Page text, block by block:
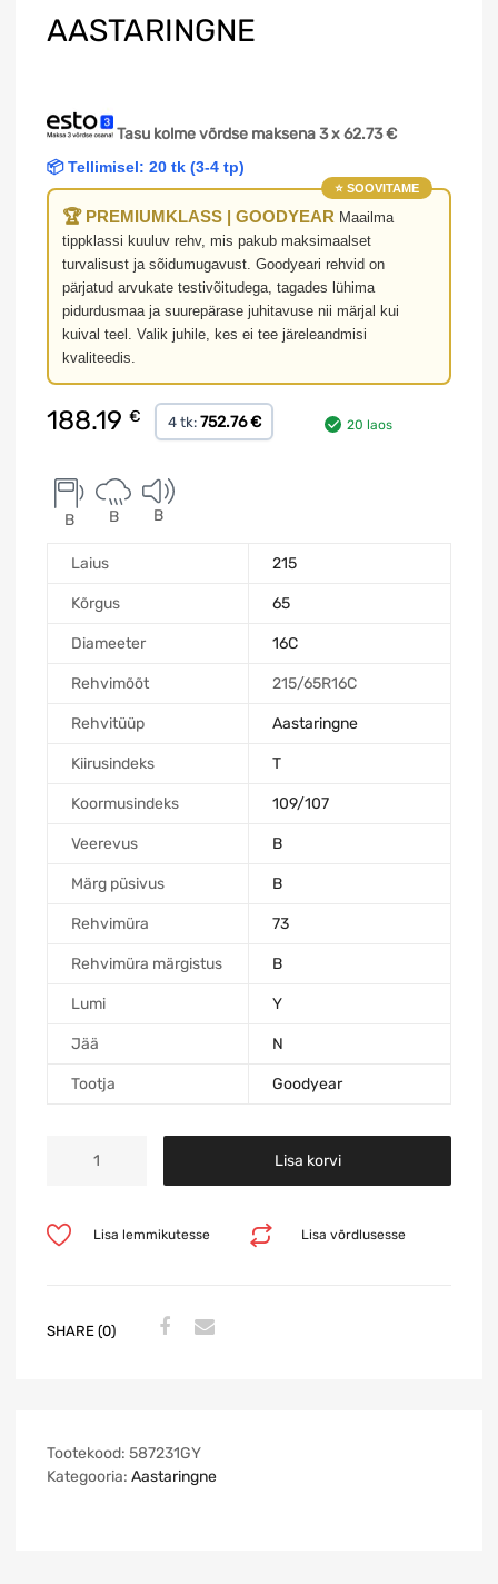
AASTARINGNE
Tasu kolme võrdse maksena 3 x62.73€
📦 Tellimisel: 20 tk (3-4 tp)
⭐ SOOVITAME
🏆 PREMIUMKLASS | GOODYEAR Maailma
tippklassi kuuluv rehv, mis pakub maksimaalset
turvalisust ja sõidumugavust. Goodyeari rehvid on
pärjatud arvukate testivõitudega, tagades lühima
pidurdusmaa ja suurepärase juhitavuse nii märjal kui
kuival teel. Valik juhile, kes ei tee järeleandmisi
kvaliteedis.
188.19 € 4 tk: 752.76 € 20 laos
B B B
Laius 215
Kõrgus 65
Diameeter 16C
Rehvimõõt 215/65R16C
Rehvitüüp Aastaringne
Kiirusindeks T
Koormusindeks 109/107
Veerevus B
Märg püsivus B
Rehvimüra 73
Rehvimüra märgistus B
Lumi Y
Jää N
Tootja Goodyear
Lisa korvi
Lisa võrdlusesse
Lisa lemmikutesse
SHARE (0)
Tootekood: 587231GY
Kategooria: Aastaringne